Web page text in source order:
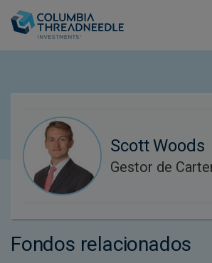
Scott Woods
Gestor de
Fondos relacionados